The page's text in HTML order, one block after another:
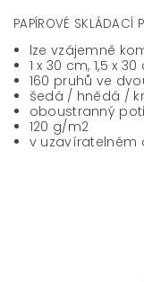
PAPÍROVÉ SKLÁDACÍ
lze vzájemně
1 x 30 cm, 1,5 x 30
160 pruhů ve
šedá / hnědá /
oboustranný
120 g/m2
v uzavíratelném